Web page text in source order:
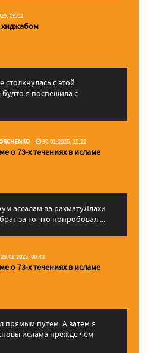
09:02
хиджабом
с этой
я поспешила с
30.01.2025, 15:22
о 73-х течениях в исламе
за то что попробовал ...
29.01.2025, 00:43
о 73-х течениях в исламе
прямым путем. А затем я
ислама прежде чем